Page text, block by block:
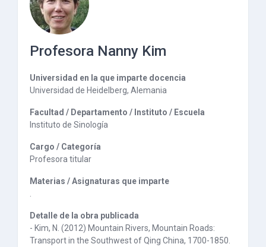
Profesora Nanny Kim
Universidad en la que imparte docencia
Universidad de Heidelberg, Alemania
Facultad / Departamento / Instituto / Escuela
Instituto de Sinología
Cargo / Categoría
Profesora titular
Materias / Asignaturas que imparte
Detalle de la obra publicada
- Kim, N. (2012) Mountain Rivers, Mountain Roads:
Transport in the Southwest of Qing China, 1700-1850.